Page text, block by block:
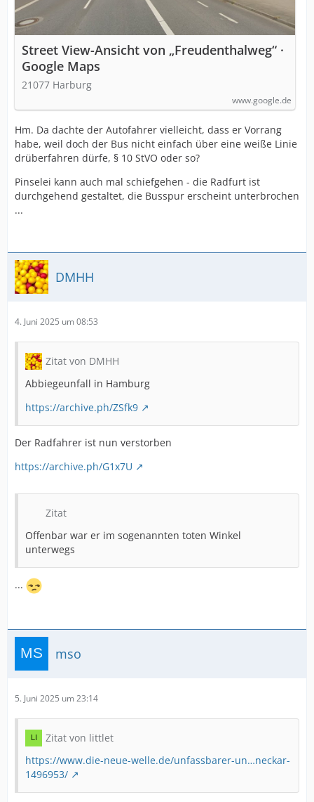
Street View-Ansicht von „Freudenthalweg“ ·
Google Maps
21077 Harburg
www.google.de
Hm. Da dachte der Autofahrer vielleicht, dass er Vorrang
habe, weil doch der Bus nicht einfach über eine weiße Linie
drüberfahren dürfe, § 10 StVO oder so?
Pinselei kann auch mal schiefgehen - die Radfurt ist
durchgehend gestaltet, die Busspur erscheint unterbrochen
...
DMHH
4. Juni 2025 um 08:53
Zitat von DMHH
Abbiegeunfall in Hamburg
https://archive.ph/ZSfk9
Der Radfahrer ist nun verstorben
https://archive.ph/G1x7U
Zitat
Offenbar war er im sogenannten toten Winkel
unterwegs
...
mso
5. Juni 2025 um 23:14
Zitat von littlet
https://www.die-neue-welle.de/unfassbarer-un…neckar-
1496953/